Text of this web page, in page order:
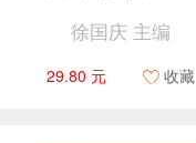
徐国庆 主编
29.80 元 收藏